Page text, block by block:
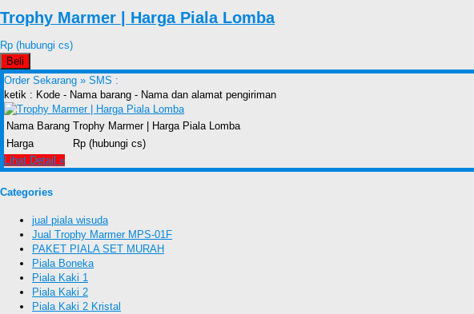
Trophy Marmer | Harga Piala Lomba
Rp (hubungi cs)
Beli
Order Sekarang » SMS :
ketik : Kode - Nama barang - Nama dan alamat pengiriman
Nama Barang Trophy Marmer | Harga Piala Lomba
Harga
Rp (hubungi cs)
Lihat Detail »
Categories
jual piala wisuda
Jual Trophy Marmer MPS-01F
PAKET PIALA SET MURAH
Piala Boneka
Piala Kaki 1
Piala Kaki 2
Piala Kaki 2 Kristal